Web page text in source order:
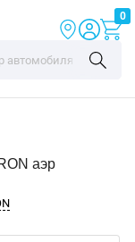
0
аэр